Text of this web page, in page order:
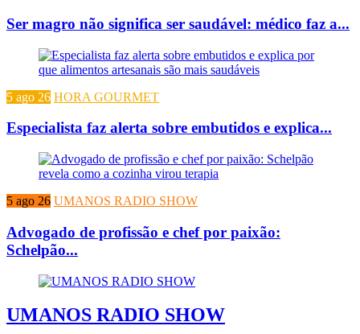
Ser magro não significa ser saudável: médico faz a...
5 ago 26 HORA GOURMET
Especialista faz alerta sobre embutidos e explica...
5 ago 26 UMANOS RADIO SHOW
Advogado de profissão e chef por paixão:
Schelpão...
UMANOS RADIO SHOW